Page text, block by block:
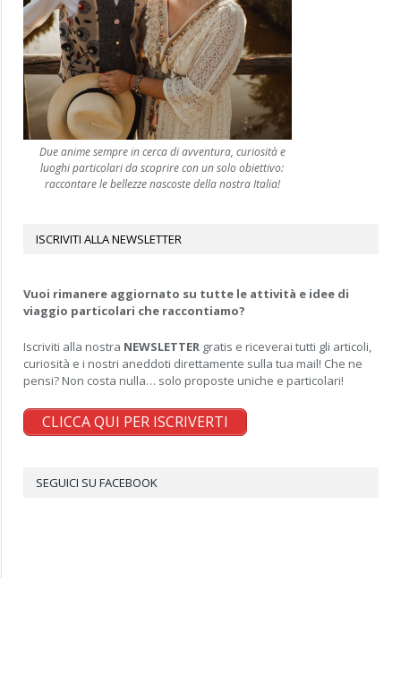
Due anime sempre in cerca di avventura, curiosità e
luoghi particolari da scoprire con un solo obiettivo:
raccontare le bellezze nascoste della nostra Italia!
ISCRIVITI ALLA NEWSLETTER
Vuoi rimanere aggiornato su tutte le attività e idee di
viaggio particolari che raccontiamo?
Iscriviti alla nostra NEWSLETTER gratis e riceverai tutti gli articoli,
curiosità e i nostri aneddoti direttamente sulla tua mail! Che ne
pensi? Non costa nulla… solo proposte uniche e particolari!
CLICCA QUI PER ISCRIVERTI
SEGUICI SU FACEBOOK